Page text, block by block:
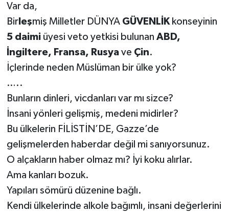
Var da,
Birleşmiş Milletler DÜNYAGÜVENLİK konseyinin
5 daimi üyesi veto yetkisi bulunan ABD,
İngiltere, Fransa, Rusya ve Çin.
İçlerinde neden Müslüman bir ülke yok?
…..
Bunların dinleri, vicdanları var mı sizce?
İnsani yönleri gelişmiş, medeni midirler?
Bu ülkelerin FİLİSTİN’DE, Gazze’de
gelişmelerden haberdar değil mi sanıyorsunuz.
O alçakların haber olmaz mı? İyi koku alırlar.
Ama kanları bozuk.
Yapıları sömürü düzenine bağlı.
Kendi ülkelerinde alkole bağımlı, insani değerlerini